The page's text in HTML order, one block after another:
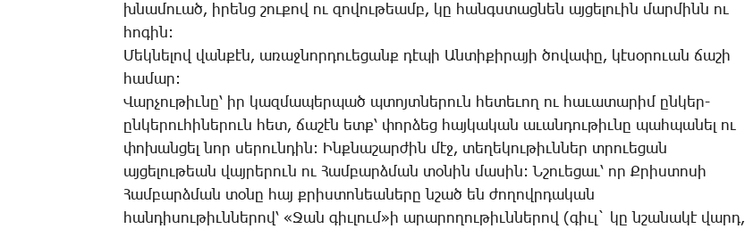
խնա­մո­ւած, ի­րենց շու­քով ու զո­վու­թեամբ, կը հանգս­տաց­նեն այ­ցե­լո­ւին մար­մինն ու
հո­գին:
Մեկ­նե­լով վան­քէն, ա­ռաջ­նոր­դո­ւե­ցանք դէ­պի Ան­տի­քի­րա­յի ծո­վա­փը, կէ­սօ­րո­ւան ճա­շի
հա­մար:
Վար­չու­թիւ­նը՝ իր կազ­մա­պեր­պած պտոյտ­նե­րուն հե­տե­ւող ու հա­ւա­տա­րիմ ըն­կեր-
ըն­կե­րու­հի­նե­րուն հետ, ճա­շէն ետք՝ փոր­ձեց հայ­կա­կան ա­ւան­դու­թիւ­նը պահ­պա­նել ու
փո­խան­ցել նոր սե­րուն­դին: Ինք­նա­շար­ժին մէջ, տե­ղե­կու­թիւն­ներ տրո­ւե­ցան
այ­ցե­լու­թեան վայ­րե­րուն ու Համ­բարձ­ման տօ­նին մա­սին: Ն­շո­ւե­ցաւ՝ որ Ք­րիս­տո­սի
Համ­բարձ­ման տօ­նը հայ քրիս­տո­նեա­նե­րը նշած են ժո­ղովր­դա­կան
հան­դի­սու­թիւն­նե­րով՝ «­Ջան գիւ­լում»ի ա­րա­րո­ղու­թիւն­նե­րով (գիւլ` կը նշա­նա­կէ վարդ,